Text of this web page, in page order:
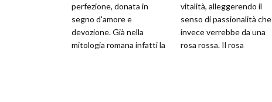
perfezione, donata in
segno d'amore e
devozione. Già nella
mitologia romana infatti la
vitalità, alleggerendo il
senso di passionalità che
invece verrebbe da una
rosa rossa. Il rosa